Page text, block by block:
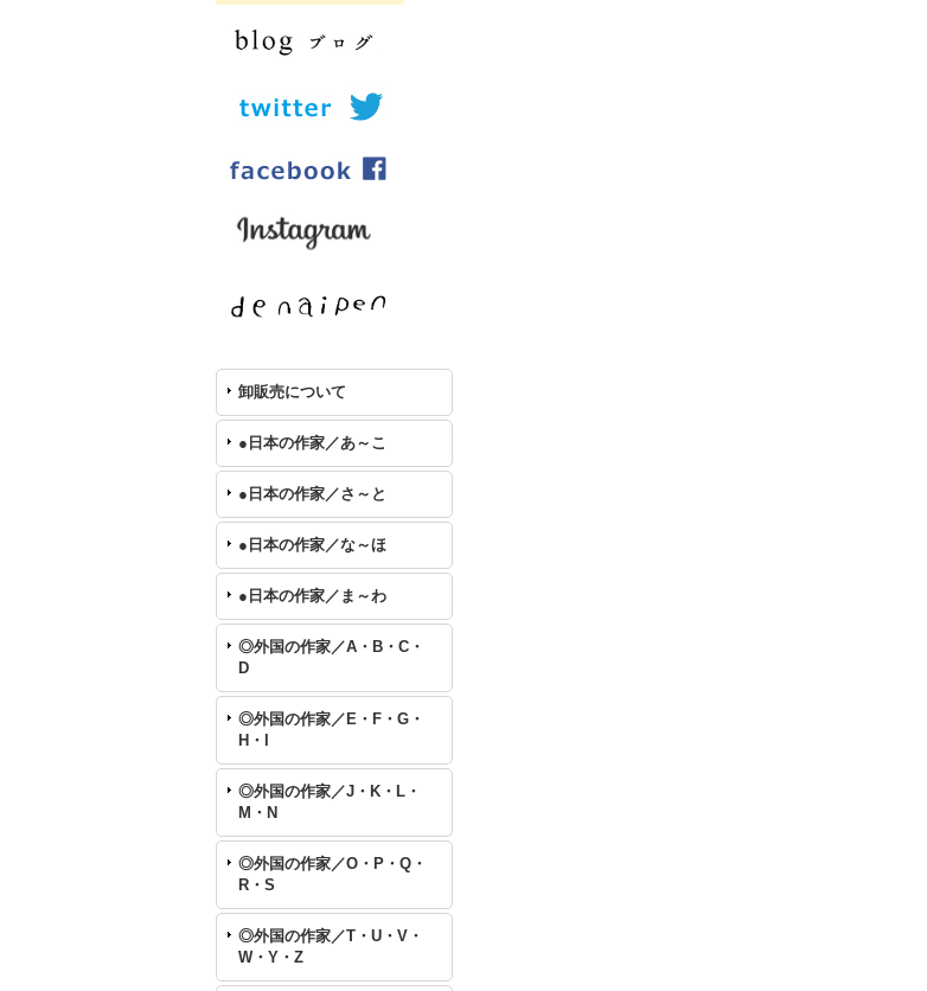
卸販売について
●日本の作家／あ～こ
●日本の作家／さ～と
●日本の作家／な～ほ
●日本の作家／ま～わ
◎外国の作家／A・B・C・
D
◎外国の作家／E・F・G・
H・I
◎外国の作家／J・K・L・
M・N
◎外国の作家／O・P・Q・
R・S
◎外国の作家／T・U・V・
W・Y・Z